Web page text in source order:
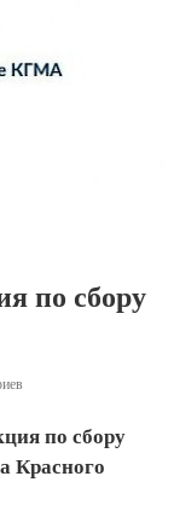
по сбору
по сбору
Красного